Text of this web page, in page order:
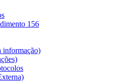
156
informação)